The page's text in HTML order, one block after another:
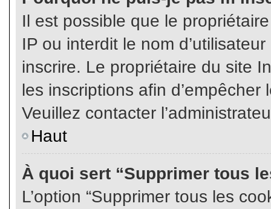
Il est possible que le
IP ou interdit le nom
inscrire. Le propriétaire du site
les inscriptions afin d’empêcher
Veuillez contacter
Haut
À quoi sert “Supprimer tous
L’option “Supprimer tous les